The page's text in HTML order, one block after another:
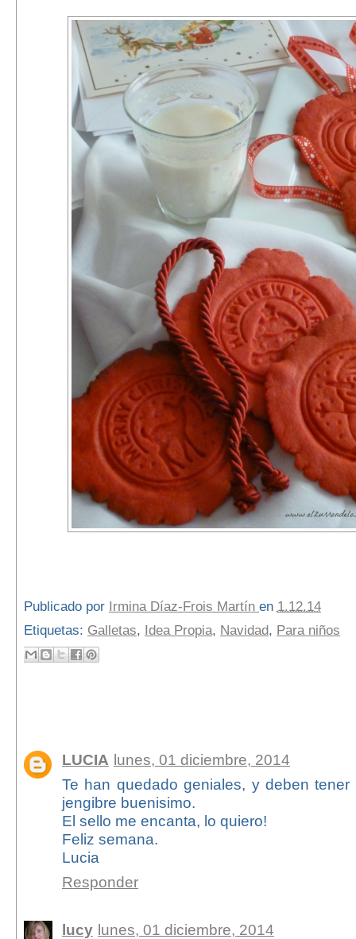
Publicado por Irmina Díaz-Frois Martín en 1.12.14
Etiquetas: Galletas, Idea Propia, Navidad, Para niños
LUCIA lunes, 01 diciembre, 2014
Te han quedado geniales, y deben
jengibre buenisimo.
El sello me encanta, lo quiero!
Feliz semana.
Lucia
Responder
lucy lunes, 01 diciembre, 2014